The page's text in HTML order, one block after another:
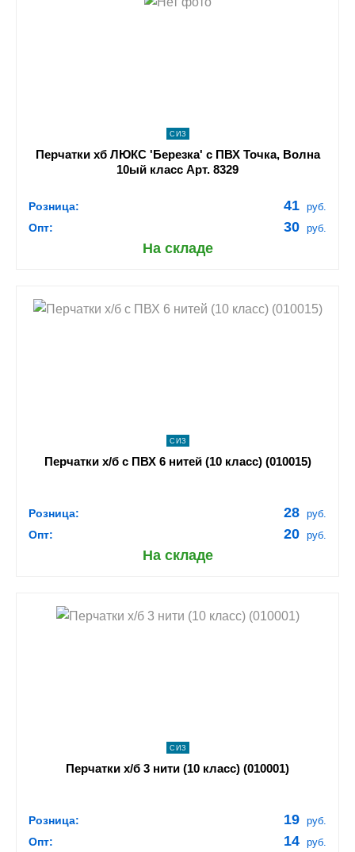
shopping_cart В КОРЗИНУ
СИЗ
Перчатки хб ЛЮКС 'Березка' с ПВХ Точка, Волна
10ый класс Арт. 8329
Розница: 41 руб.
Опт: 30 руб.
На складе
shopping_cart В КОРЗИНУ
СИЗ
Перчатки х/б с ПВХ 6 нитей (10 класс) (010015)
Розница: 28 руб.
Опт: 20 руб.
На складе
shopping_cart В КОРЗИНУ
СИЗ
Перчатки х/б 3 нити (10 класс) (010001)
Розница: 19 руб.
Опт: 14 руб.